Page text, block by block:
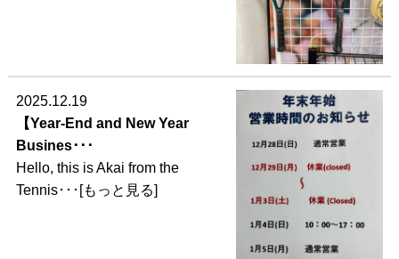
2025.12.19
【Year-End and New Year
Busines･･･
Hello, this is Akai from the
Tennis･･･[もっと見る]